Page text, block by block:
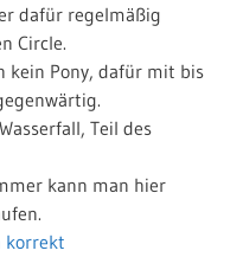
dafür regelmäßig
Circle.
kein Pony, dafür mit bis
Teil des
kann man hier
korrekt